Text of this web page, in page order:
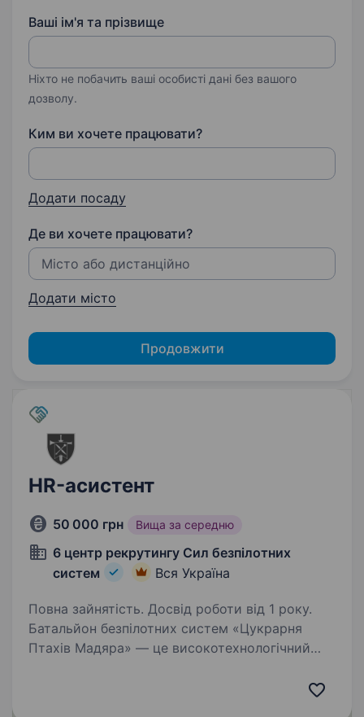
Ваші ім'я та прізвище
Ніхто не побачить ваші особисті дані без вашого
дозволу.
Ким ви хочете працювати?
Додати посаду
Де ви хочете працювати?
Додати місто
Продовжити
HR-асистент
50 000 грн Вища за середню
6 центр рекрутингу Сил безпілотних
систем
Вся Україна
Повна зайнятість. Досвід роботи від 1 року.
Батальйон безпілотних систем «Цукрарня
Птахів Мадяра» — це високотехнологічний